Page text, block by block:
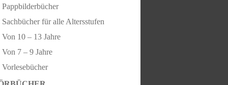
Pappbilderbücher
Sachbücher für alle Altersstufen
Von 10 – 13 Jahre
Von 7 – 9 Jahre
Vorlesebücher